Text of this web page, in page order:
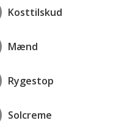
Kosttilskud
Mænd
Rygestop
Solcreme